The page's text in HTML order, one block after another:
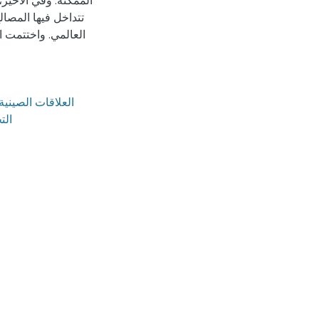
تتداخل فيها
العالمي. واختتمت
التجارية5/